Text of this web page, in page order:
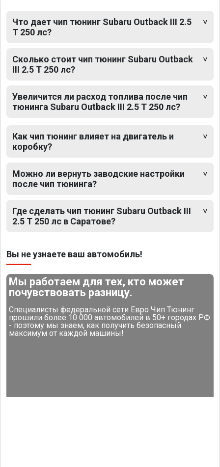
Что дает чип тюнинг Subaru Outback III 2.5
T 250 лс?
Сколько стоит чип тюнинг Subaru Outback
III 2.5 T 250 лс?
Увеличится ли расход топлива после чип
тюнинга Subaru Outback III 2.5 T 250 лс?
Как чип тюнинг влияет на двигатель и
коробку?
Можно ли вернуть заводские настройки
после чип тюнинга?
Где сделать чип тюнинг Subaru Outback III
2.5 T 250 лс в Саратове?
Вы не узнаете ваш автомобиль!
Мы работаем для тех, кто может
почувствовать разницу.
Специалисты федеральной сети Евро Чип Тюнинг
прошили более 10 000 автомобилей в 50+ городах РФ
- поэтому мы знаем, как получить безопасный
максимум от каждой машины!